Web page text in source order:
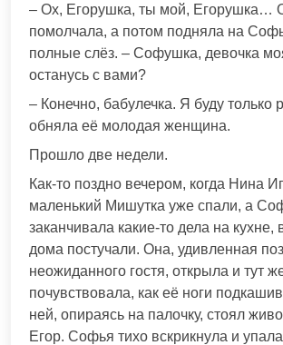
– Ох, Егорушка, ты мой, Егорушка…
помолчала, а потом подняла на
полные слёз. – Софушка, девочка
останусь с вами?
– Конечно, бабулечка. Я буду только
обняла её молодая женщина.
Прошло две недели.
Как-то поздно вечером, когда Нина
маленький Мишутка уже спали, а
заканчивала какие-то дела на кухне,
дома постучали. Она, удивленная
неожиданного гостя, открыла и тут
почувствовала, как её ноги
ней, опираясь на палочку, стоял
Егор. Софья тихо вскрикнула и